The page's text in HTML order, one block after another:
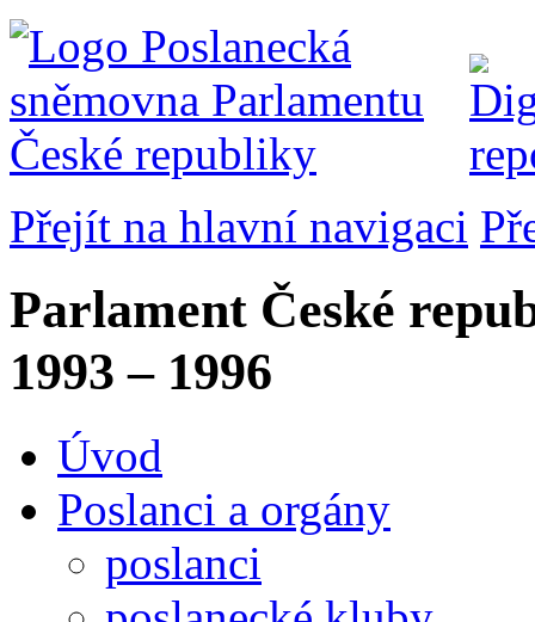
Přejít na hlavní navigaci
Parlament České
1993 – 1996
Úvod
Poslanci a orgány
poslanci